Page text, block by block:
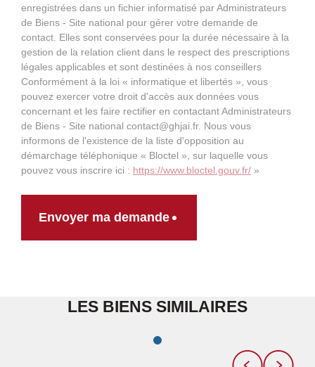
enregistrées dans un fichier informatisé par Administrateurs
de Biens - Site national pour gérer votre demande de
contact. Elles sont conservées pour la durée nécessaire à la
gestion de la relation client dans le respect des prescriptions
légales applicables et sont destinées à nos conseillers
Conformément à la loi « informatique et libertés », vous
pouvez exercer votre droit d'accès aux données vous
concernant et les faire rectifier en contactant Administrateurs
de Biens - Site national contact@ghjai.fr. Nous vous
informons de l'existence de la liste d'opposition au
démarchage téléphonique « Bloctel », sur laquelle vous
pouvez vous inscrire ici : https://www.bloctel.gouv.fr/ »
Envoyer ma demande
LES BIENS SIMILAIRES